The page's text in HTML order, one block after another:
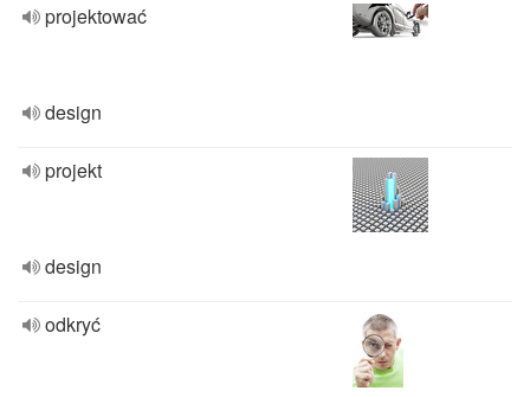
projektować
design
projekt
design
odkryć